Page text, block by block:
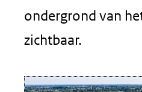
ondergrond van
zichtbaar.